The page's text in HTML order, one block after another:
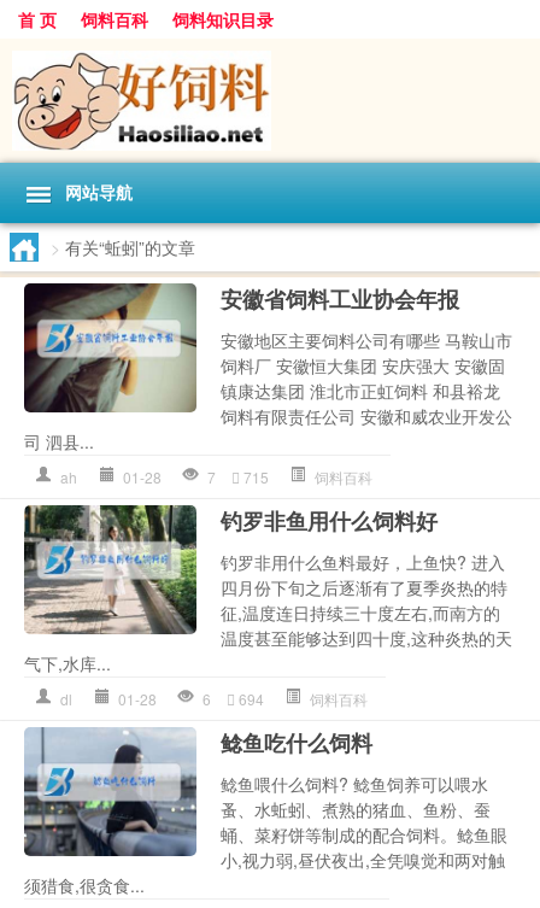
首 页 饲料百科 饲料知识目录
网站导航
> 有关“蚯蚓”的文章
安徽省饲料工业协会年报
安徽地区主要饲料公司有哪些 马鞍山市
饲料厂 安徽恒大集团 安庆强大 安徽固
镇康达集团 淮北市正虹饲料 和县裕龙
饲料有限责任公司 安徽和威农业开发公
司 泗县...
ah 01-28 7 715 饲料百科
钓罗非鱼用什么饲料好
钓罗非用什么鱼料最好，上鱼快? 进入
四月份下旬之后逐渐有了夏季炎热的特
征,温度连日持续三十度左右,而南方的
温度甚至能够达到四十度,这种炎热的天
气下,水库...
dl 01-28 6 694 饲料百科
鲶鱼吃什么饲料
鲶鱼喂什么饲料? 鲶鱼饲养可以喂水
蚤、水蚯蚓、煮熟的猪血、鱼粉、蚕
蛹、菜籽饼等制成的配合饲料。鲶鱼眼
小,视力弱,昼伏夜出,全凭嗅觉和两对触
须猎食,很贪食...